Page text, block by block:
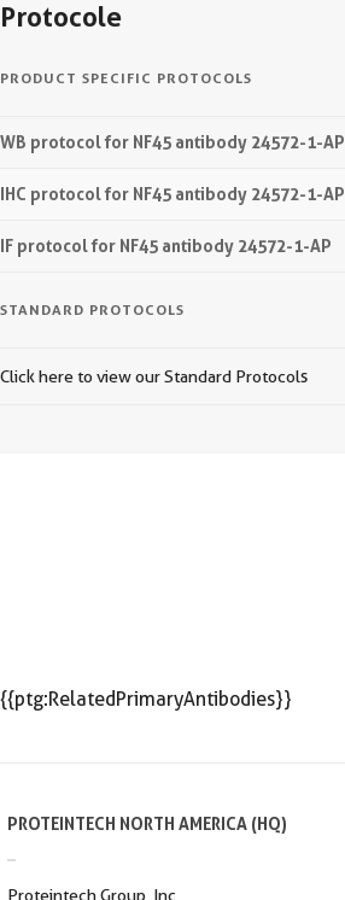
Protocole
PRODUCT SPECIFIC PROTOCOLS
WB protocol for NF45 antibody 24572-1-AP
IHC protocol for NF45 antibody 24572-1-AP
IF protocol for NF45 antibody 24572-1-AP
STANDARD PROTOCOLS
Click here to view our Standard Protocols
{{ptg:RelatedPrimaryAntibodies}}
PROTEINTECH NORTH AMERICA (HQ)
Proteintech Group, Inc